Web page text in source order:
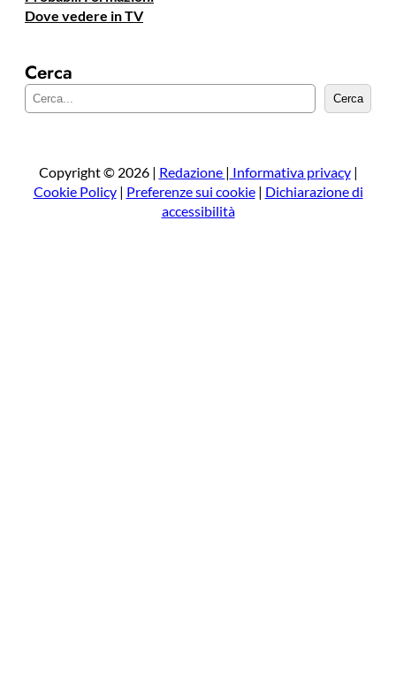
Dove vedere in TV
Cerca
e
a
Cerca
Copyright © 2026 | Redazione | Informativa privacy|
Cookie Policy| Preferenze sui cookie| Dichiarazione di
accessibilità